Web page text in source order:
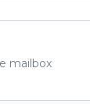
mailbox